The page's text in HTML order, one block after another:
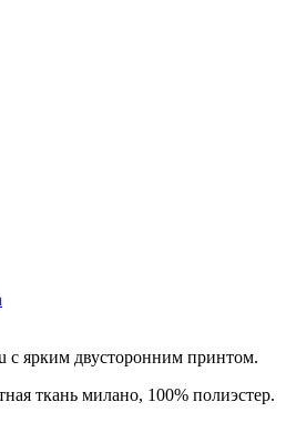
ярким двусторонним принтом.
ткань милано, 100% полиэстер.